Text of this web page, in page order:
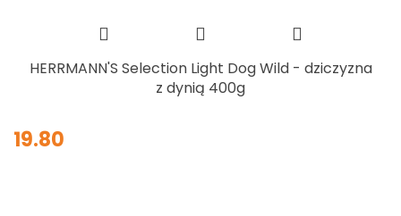
HERRMANN'S Selection Light Dog Wild - dziczyzna
z dynią 400g
19.80